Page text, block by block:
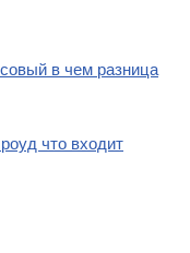
в чем разница
что входит